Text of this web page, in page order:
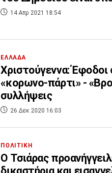
14 Απρ 2021 18:54
ΕΛΛΑΔΑ
Χριστούγεννα: Έφοδοι
«κορωνο-πάρτι» -
συλλήψεις
26 Δεκ 2020 16:03
ΠΟΛΙΤΙΚΗ
O Τσιάρας